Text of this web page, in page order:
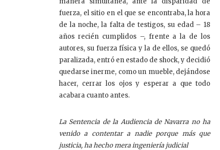
fuerza, el sitio en el que se encontraba, la hora
de la noche, la falta de testigos, su edad – 18
años recién cumplidos –, frente a la de los
autores, su fuerza física y la de ellos, se quedó
paralizada, entró en estado de shock, y decidió
quedarse inerme, como un mueble, dejándose
hacer, cerrar los ojos y esperar a que todo
acabara cuanto antes.
La Sentencia de la Audiencia de Navarra no ha
venido a contentar a nadie porque más que
justicia, ha hecho mera ingeniería judicial